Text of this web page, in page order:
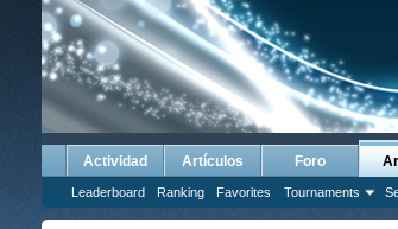
Actividad Artículos Foro
Leaderboard Ranking Favorites Tournaments